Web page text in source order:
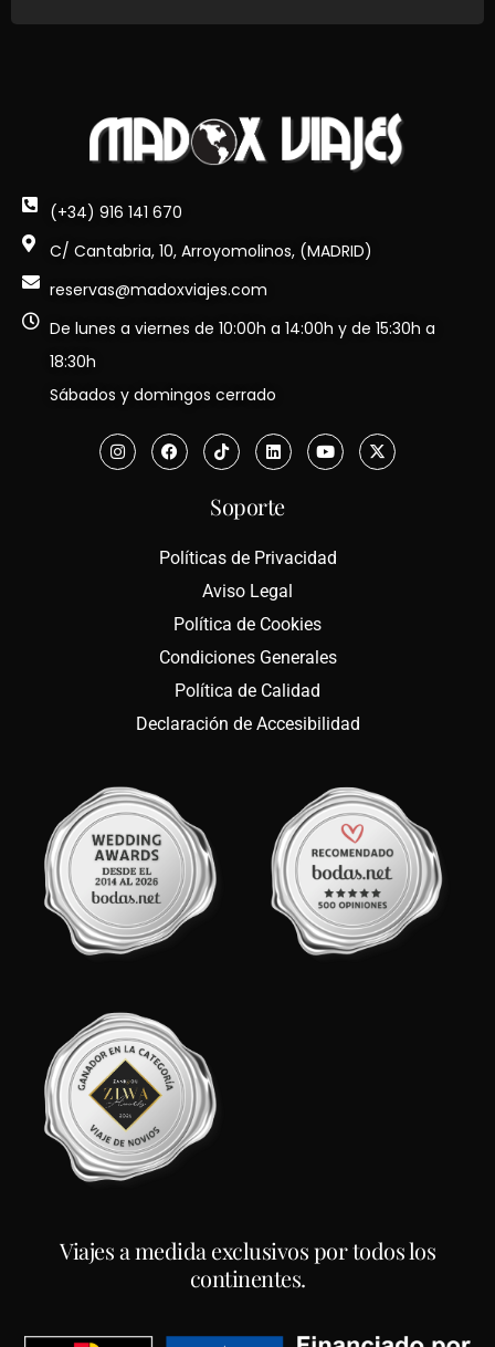
(+34) 916 141 670
C/ Cantabria, 10, Arroyomolinos, (MADRID)
reservas@madoxviajes.com
De lunes a viernes de 10:00h a 14:00h y de 15:30h a
18:30h
Sábados y domingos cerrado
Soporte
Políticas de Privacidad
Aviso Legal
Política de Cookies
Condiciones Generales
Política de Calidad
Declaración de Accesibilidad
Viajes a medida exclusivos por todos los
continentes.